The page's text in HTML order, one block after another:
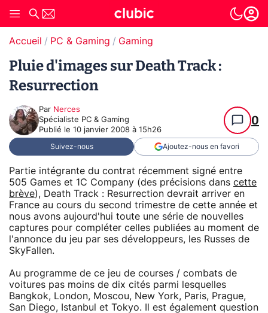
Accueil PC & Gaming Gaming
Pluie d'images sur Death Track :
Resurrection
Par Nerces
Spécialiste PC & Gaming
Publié le 10 janvier 2008 à 15h26
0
Suivez-nous Ajoutez-nous en favori
Partie intégrante du contrat récemment signé entre
505 Games et 1C Company (des précisions dans cette
brève), Death Track : Resurrection devrait arriver en
France au cours du second trimestre de cette année et
nous avons aujourd'hui toute une série de nouvelles
captures pour compléter celles publiées au moment de
l'annonce du jeu par ses développeurs, les Russes de
SkyFallen.
Au programme de ce jeu de courses / combats de
voitures pas moins de dix cités parmi lesquelles
Bangkok, London, Moscou, New York, Paris, Prague,
San Diego, Istanbul et Tokyo. Il est également question